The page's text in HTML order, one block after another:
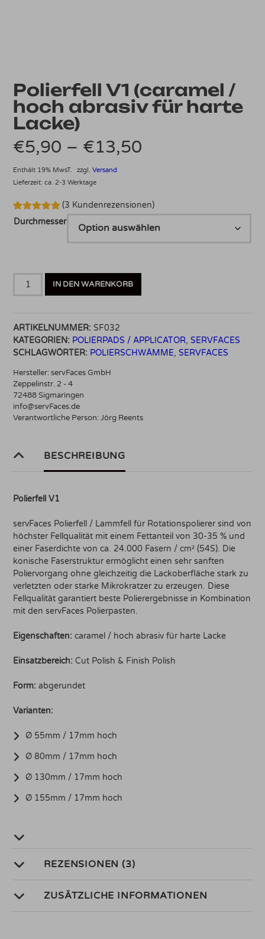
Polierfell V1 (caramel /
hoch abrasiv für harte
Lacke)
€5,90 – €13,50
bis
€13,50
Enthält 19% MwsT. zzgl.Versand
Lieferzeit: ca. 2-3 Werktage
Bewertet mit
5.00 von 5,
3
(3 Kundenrezensionen)
Durchmesser
Polierfell
hoch
abrasiv
für
Lacke)
Menge
IN DEN WARENKORB
ARTIKELNUMMER: SF032
KATEGORIEN: POLIERPADS / APPLICATOR,SERVFACES
SCHLAGWÖRTER: POLIERSCHWÄMME,SERVFACES
Hersteller:servFaces GmbH
Zeppelinstr. 2 - 4
72488 Sigmaringen
info@servFaces.de
Verantwortliche Person:Jörg Reents
BESCHREIBUNG
Polierfell V1
servFaces Polierfell / Lammfell für Rotationspolierer sind von
höchster Fellqualität mit einem Fettanteil von 30-35 % und
einer Faserdichte von ca. 24.000 Fasern / cm² (54S). Die
konische Faserstruktur ermöglicht einen sehr sanften
Poliervorgang ohne gleichzeitig die Lackoberfläche stark zu
verletzten oder starke Mikrokratzer zu erzeugen. Diese
Fellqualität garantiert beste Polierergebnisse in Kombination
mit den servFaces Polierpasten.
Eigenschaften: caramel / hoch abrasiv für harte Lacke
Einsatzbereich: Cut Polish & Finish Polish
Form: abgerundet
Varianten:
Ø 55mm / 17mm hoch
Ø 80mm / 17mm hoch
Ø 130mm / 17mm hoch
Ø 155mm / 17mm hoch
REZENSIONEN (3)
ZUSÄTZLICHE INFORMATIONEN